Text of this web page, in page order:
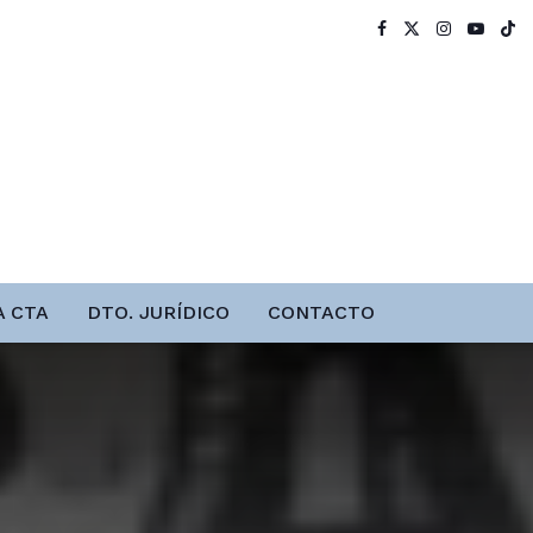
CTA DTO. JURÍDICO CONTACTO